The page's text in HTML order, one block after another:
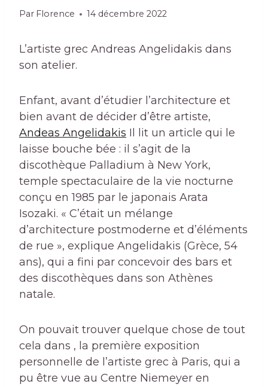
Par Florence 14 décembre 2022
L’artiste grec Andreas Angelidakis dans
son atelier.
Enfant, avant d’étudier l’architecture et
bien avant de décider d’être artiste,
Andeas Angelidakis Il lit un article qui le
laisse bouche bée : il s’agit de la
discothèque Palladium à New York,
temple spectaculaire de la vie nocturne
conçu en 1985 par le japonais Arata
Isozaki. « C’était un mélange
d’architecture postmoderne et d’éléments
de rue », explique Angelidakis (Grèce, 54
ans), qui a fini par concevoir des bars et
des discothèques dans son Athènes
natale.
On pouvait trouver quelque chose de tout
cela dans , la première exposition
personnelle de l’artiste grec à Paris, qui a
pu être vue au Centre Niemeyer en